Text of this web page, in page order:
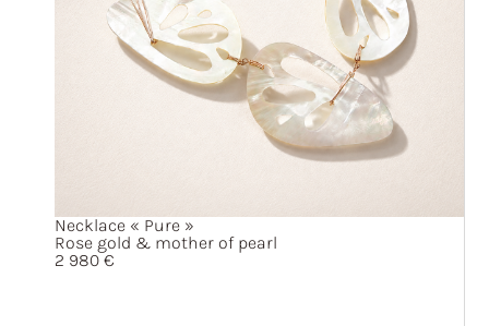
Necklace « Pure »
Rose gold & mother of pearl
2 980€